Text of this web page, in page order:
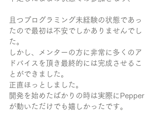
且つプログラミング未経験の状態であっ
たので最初は不安でしかありませんでし
た。
しかし、メンターの方に非常に多くのア
ドバイスを頂き最終的には完成させるこ
とができました。
正直ほっとしました。
開発を始めたばかりの時は実際にPepper
が動いただけでも嬉しかったです。